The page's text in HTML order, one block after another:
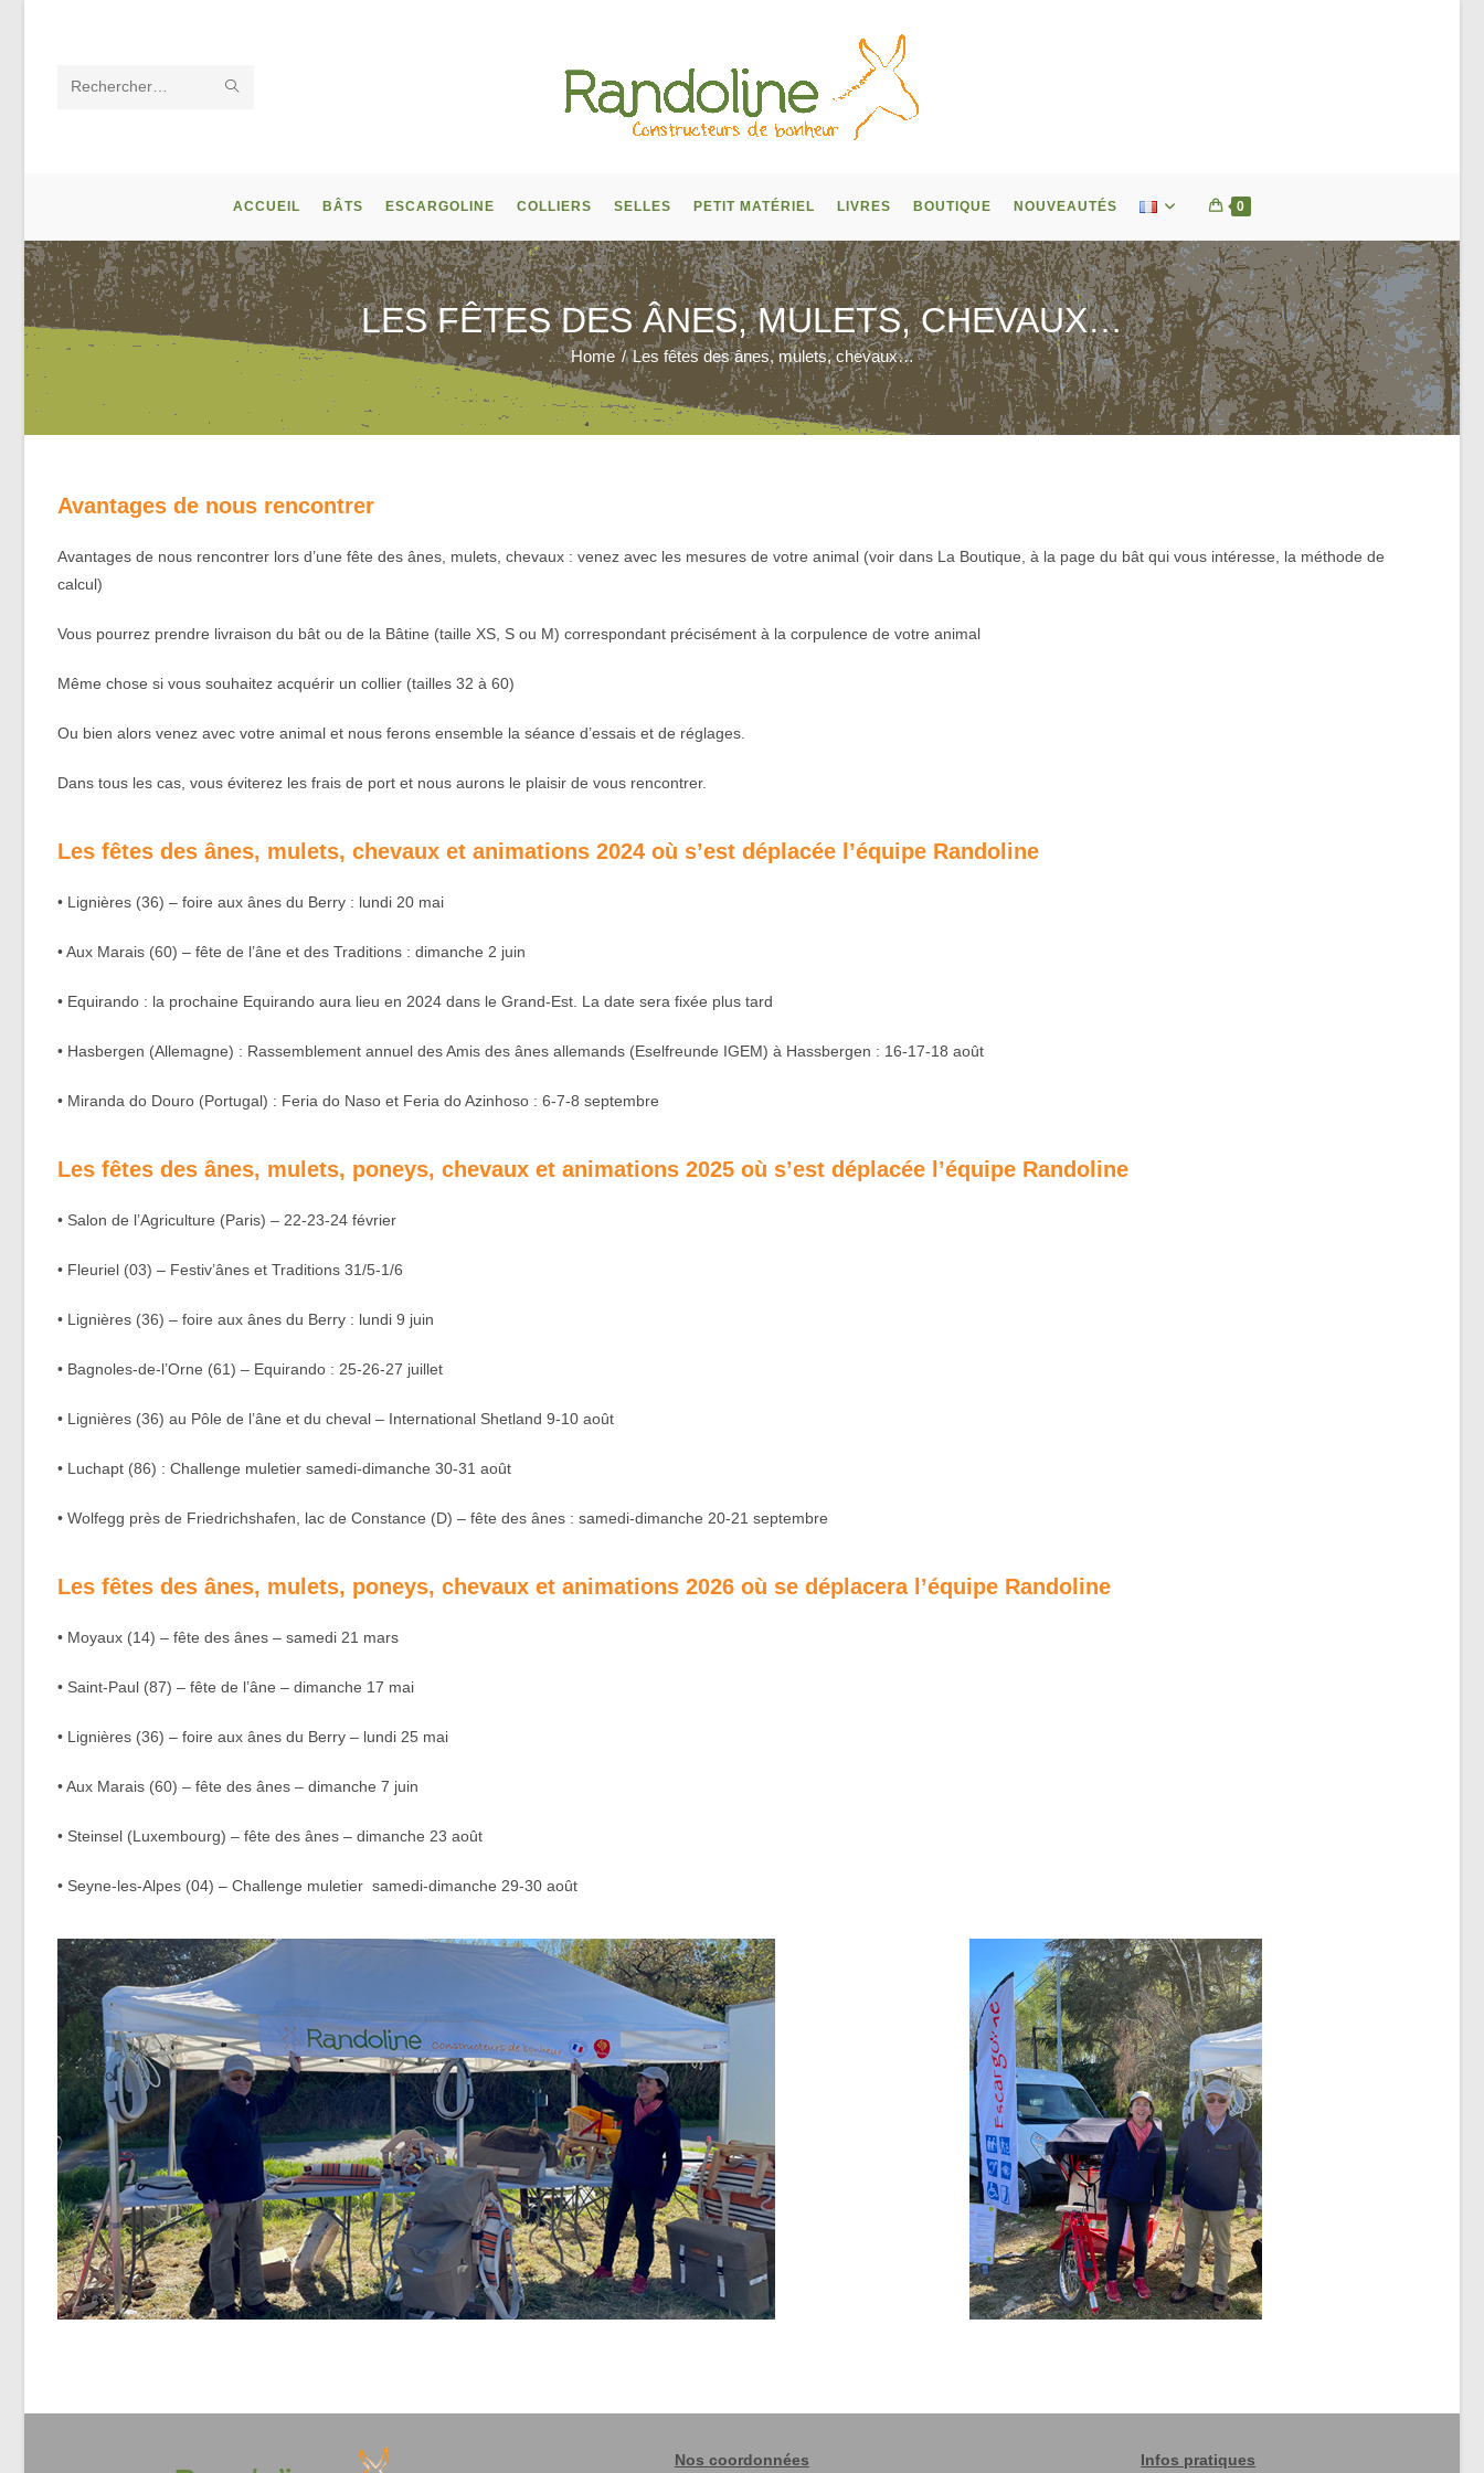
Rechercher
ACCUEIL BÂTS ESCARGOLINE COLLIERS SELLES PETIT MATÉRIEL LIVRES BOUTIQUE NOUVEAUTÉS 0
LES FÊTES DES ÂNES, MULETS, CHEVAUX…
Home / Les fêtes des ânes, mulets, chevaux…
Avantages de nous rencontrer
Avantages de nous rencontrer lors d’une fête des ânes, mulets, chevaux : venez avec les mesures de votre animal (voir dans La Boutique, à la page du bât qui vous intéresse, la méthode de
calcul)
Vous pourrez prendre livraison du bât ou de la Bâtine (taille XS, S ou M) correspondant précisément à la corpulence de votre animal
Même chose si vous souhaitez acquérir un collier (tailles 32 à 60)
Ou bien alors venez avec votre animal et nous ferons ensemble la séance d’essais et de réglages.
Dans tous les cas, vous éviterez les frais de port et nous aurons le plaisir de vous rencontrer.
Les fêtes des ânes, mulets, chevaux et animations 2024 où s’est déplacée l’équipe Randoline
• Lignières (36) – foire aux ânes du Berry : lundi 20 mai
• Aux Marais (60) – fête de l’âne et des Traditions : dimanche 2 juin
• Equirando : la prochaine Equirando aura lieu en 2024 dans le Grand-Est. La date sera fixée plus tard
• Hasbergen (Allemagne) : Rassemblement annuel des Amis des ânes allemands (Eselfreunde IGEM) à Hassbergen : 16-17-18 août
• Miranda do Douro (Portugal) : Feria do Naso et Feria do Azinhoso : 6-7-8 septembre
Les fêtes des ânes, mulets, poneys, chevaux et animations 2025 où s’est déplacée l’équipe Randoline
• Salon de l’Agriculture (Paris) – 22-23-24 février
• Fleuriel (03) – Festiv’ânes et Traditions 31/5-1/6
• Lignières (36) – foire aux ânes du Berry : lundi 9 juin
• Bagnoles-de-l’Orne (61) – Equirando : 25-26-27 juillet
• Lignières (36) au Pôle de l’âne et du cheval – International Shetland 9-10 août
• Luchapt (86) : Challenge muletier samedi-dimanche 30-31 août
• Wolfegg près de Friedrichshafen, lac de Constance (D) – fête des ânes : samedi-dimanche 20-21 septembre
Les fêtes des ânes, mulets, poneys, chevaux et animations 2026 où se déplacera l’équipe Randoline
• Moyaux (14) – fête des ânes – samedi 21 mars
• Saint-Paul (87) – fête de l’âne – dimanche 17 mai
• Lignières (36) – foire aux ânes du Berry – lundi 25 mai
• Aux Marais (60) – fête des ânes – dimanche 7 juin
• Steinsel (Luxembourg) – fête des ânes – dimanche 23 août
• Seyne-les-Alpes (04) – Challenge muletier samedi-dimanche 29-30 août
Nos coordonnées Infos pratiques